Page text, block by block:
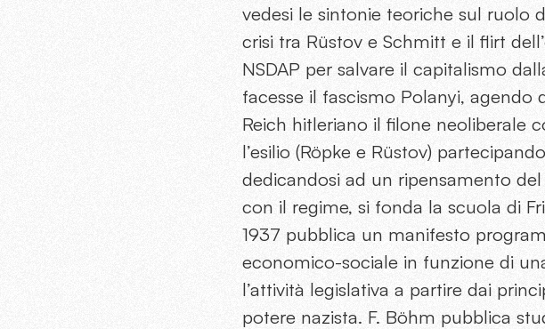
vedesi le sintonie teoriche sul ruolo
crisi tra Rüstov e Schmitt e il flirt
NSDAP per salvare il capitalismo
facesse il fascismo Polanyi, agendo
Reich hitleriano il filone neoliberale
l’esilio (Röpke e Rüstov)
dedicandosi ad un ripensamento
con il regime, si fonda la scuola di
1937 pubblica un manifesto
economico-sociale in funzione di
l’attività legislativa a partire dai
potere nazista. F. Böhm pubblica